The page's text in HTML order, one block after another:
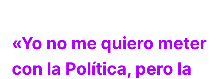
«Yo no me quiero meter
con la Política, pero la